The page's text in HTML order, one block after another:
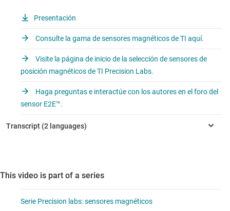
Presentación
Consulte la gama de sensores magnéticos de TI aquí.
Visite la página de inicio de la selección de sensores de
posición magnéticos de TI Precision Labs.
Haga preguntas e interactúe con los autores en el foro del
sensor E2E™.
This video is part of a series
Serie Precision labs: sensores magnéticos